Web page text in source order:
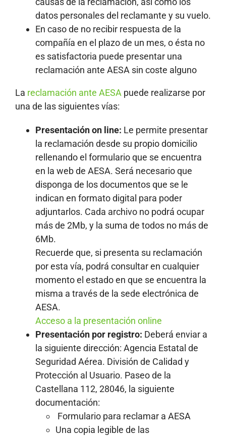
datos personales del reclamante y su vuelo.
En caso de no recibir respuesta de la
compañía en el plazo de un mes, o ésta no
es satisfactoria puede presentar una
reclamación ante AESA sin coste alguno
La reclamación ante AESA puede realizarse por
una de las siguientes vías:
Presentación on line: Le permite presentar
la reclamación desde su propio domicilio
rellenando el formulario que se encuentra
en la web de AESA. Será necesario que
disponga de los documentos que se le
indican en formato digital para poder
adjuntarlos. Cada archivo no podrá ocupar
más de 2Mb, y la suma de todos no más de
6Mb.
Recuerde que, si presenta su reclamación
por esta vía, podrá consultar en cualquier
momento el estado en que se encuentra la
misma a través de la sede electrónica de
AESA.
Acceso a la presentación online
Presentación por registro: Deberá enviar a
la siguiente dirección: Agencia Estatal de
Seguridad Aérea. División de Calidad y
Protección al Usuario. Paseo de la
Castellana 112, 28046, la siguiente
documentación:
Formulario para reclamar a AESA
Una copia legible de las